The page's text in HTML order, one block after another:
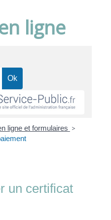
ligne
ligne et formulaires >
un certificat